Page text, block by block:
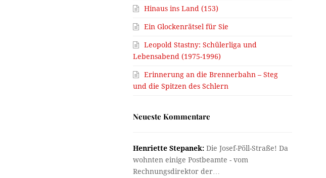
Hinaus ins Land (153)
Ein Glockenrätsel für Sie
Leopold Stastny: Schülerliga und
Lebensabend (1975-1996)
Erinnerung an die Brennerbahn – Steg
und die Spitzen des Schlern
Neueste Kommentare
Henriette Stepanek: Die Josef-Pöll-Straße! Da
wohnten einige Postbeamte - vom
Rechnungsdirektor der…